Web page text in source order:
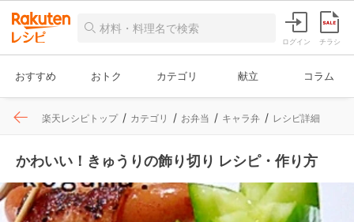
ログイン チラシ
おすすめ おトク カテゴリ 献立 コラム
楽天レシピトップ カテゴリ お弁当 キャラ弁 レシピ詳細
かわいい！きゅうりの飾り切り レシピ・作り方